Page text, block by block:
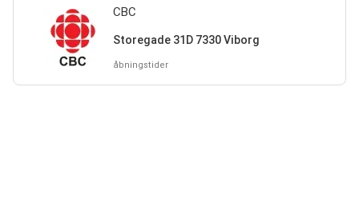
CBC
Storegade 31D 7330 Viborg
åbningstider